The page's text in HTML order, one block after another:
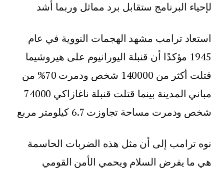
لإحياء البرنامج ستقابل برد مماثل وربما أشد
استعاد ترامب مشهد الهجمات النووية في عام
1945 مؤكدًا أن قنبلة اليورانيوم على هيروشيما
قتلت أكثر من 140000 شخص ودمرت 70% من
مباني المدينة بينما قتلت قنبلة ناغازاكي 74000
شخص ودمرت مساحة تجاوزت 6.7 كيلومتر مربع
نوه ترامب إلى أن مثل هذه الضربات الحاسمة
هي ما يفرض السلام ويحمي الأمن القومي